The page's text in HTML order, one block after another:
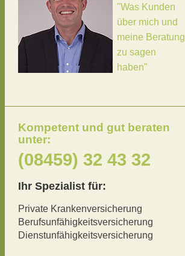
"Was Kunden
über mich und
meine Beratung
zu sagen
haben"
Kompetent und gut beraten
unter:
(08459) 32 43 32
Ihr Spezialist für:
Private Krankenversicherung
Berufsunfähigkeitsversicherung
Dienstunfähigkeitsversicherung